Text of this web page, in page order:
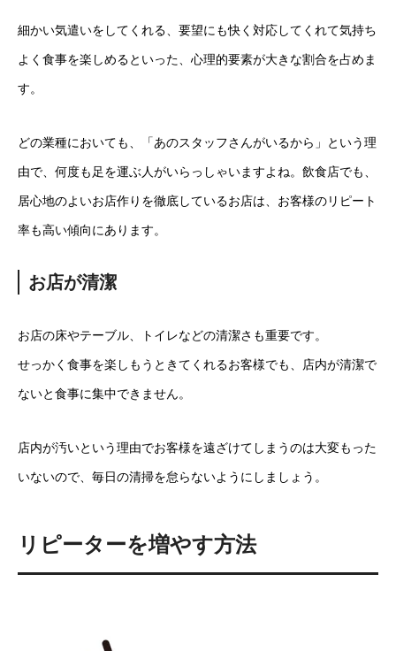
細かい気遣いをしてくれる、要望にも快く対応してくれて気持ち
よく食事を楽しめるといった、心理的要素が大きな割合を占めま
す。
どの業種においても、「あのスタッフさんがいるから」という理
由で、何度も足を運ぶ人がいらっしゃいますよね。飲食店でも、
居心地のよいお店作りを徹底しているお店は、お客様のリピート
率も高い傾向にあります。
お店が清潔
お店の床やテーブル、トイレなどの清潔さも重要です。
せっかく食事を楽しもうときてくれるお客様でも、店内が清潔で
ないと食事に集中できません。
店内が汚いという理由でお客様を遠ざけてしまうのは大変もった
いないので、毎日の清掃を怠らないようにしましょう。
リピーターを増やす方法